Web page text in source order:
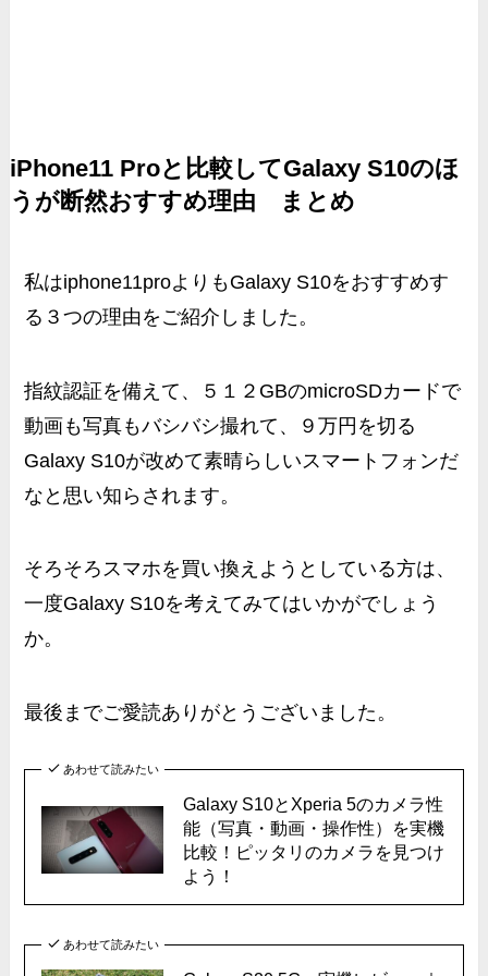
iPhone11 Proと比較してGalaxy S10のほ
うが断然おすすめ理由 まとめ
私はiphone11proよりもGalaxy S10をおすすめす
る３つの理由をご紹介しました。
指紋認証を備えて、５１２GBのmicroSDカードで
動画も写真もバシバシ撮れて、９万円を切る
Galaxy S10が改めて素晴らしいスマートフォンだ
なと思い知らされます。
そろそろスマホを買い換えようとしている方は、
一度Galaxy S10を考えてみてはいかがでしょう
か。
最後までご愛読ありがとうございました。
あわせて読みたい
Galaxy S10とXperia 5のカメラ性
能（写真・動画・操作性）を実機
比較！ピッタリのカメラを見つけ
よう！
あわせて読みたい